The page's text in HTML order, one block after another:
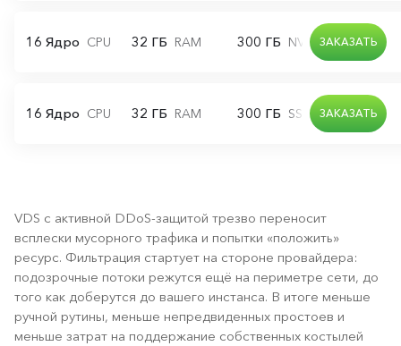
16 Ядро CPU 32 ГБ RAM 300 ГБ NVMe диск
ЗАКАЗАТЬ
16 Ядро CPU 32 ГБ RAM 300 ГБ SSD дискЗАКАЗАТЬ
VDS с активной DDoS-защитой трезво переносит
всплески мусорного трафика и попытки «положить»
ресурс. Фильтрация стартует на стороне провайдера:
подозрочные потоки режутся ещё на периметре сети, до
того как доберутся до вашего инстанса. В итоге меньше
ручной рутины, меньше непредвиденных простоев и
меньше затрат на поддержание собственных костылей